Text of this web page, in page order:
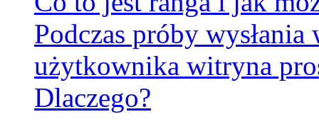
Podczas próby
użytkownika witryna
Dlaczego?